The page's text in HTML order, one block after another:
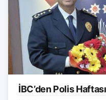
İBC’den Polis